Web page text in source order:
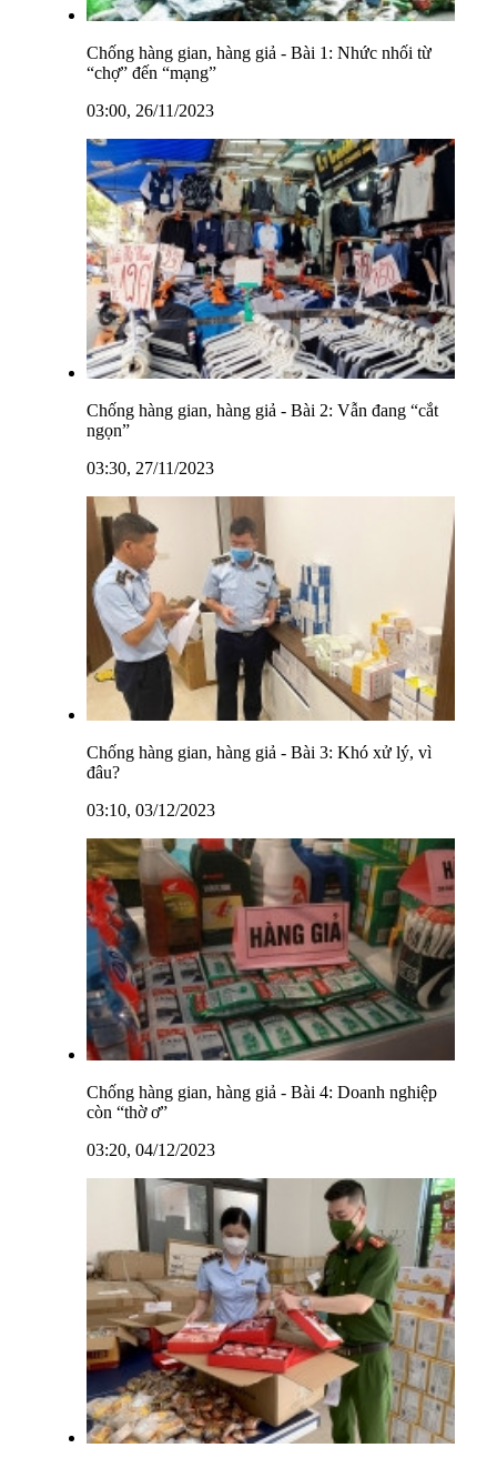
Chống hàng gian, hàng giả - Bài 1: Nhức nhối từ
“chợ” đến “mạng”
03:00, 26/11/2023
Chống hàng gian, hàng giả - Bài 2: Vẫn đang “cắt
ngọn”
03:30, 27/11/2023
Chống hàng gian, hàng giả - Bài 3: Khó xử lý, vì
đâu?
03:10, 03/12/2023
Chống hàng gian, hàng giả - Bài 4: Doanh nghiệp
còn “thờ ơ”
03:20, 04/12/2023